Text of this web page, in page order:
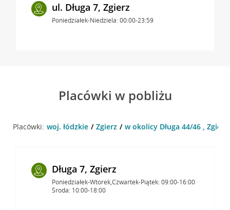
ul. Długa 7, Zgierz
Poniedziałek-Niedziela: 00:00-23:59
Placówki w pobliżu
Placówki: woj. łódzkie Zgierz w okolicy Długa 44/46 , Zgierz
Długa 7, Zgierz
Poniedziałek-Wtorek,Czwartek-Piątek: 09:00-16:00
Środa: 10:00-18:00